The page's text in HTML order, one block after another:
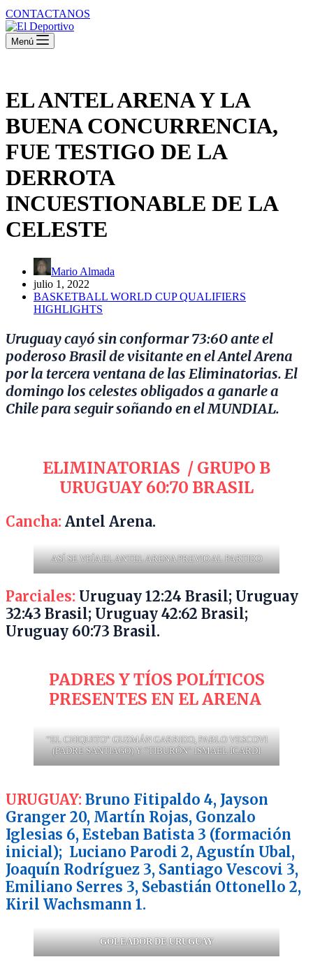
CONTACTANOS
Menú
EL ANTEL ARENA Y LA
BUENA CONCURRENCIA,
FUE TESTIGO DE LA
DERROTA
INCUESTIONABLE DE LA
CELESTE
Mario Almada
julio 1, 2022
BASKETBALL WORLD CUP QUALIFIERS
HIGHLIGHTS
Uruguay cayó sin conformar 73:60 ante el
poderoso Brasil de visitante en el Antel Arena
por la tercera ventana de las Eliminatorias. El
domingo los celestes obligados a ganarle a
Chile para seguir soñando en el MUNDIAL.
ELIMINATORIAS / GRUPO B
URUGUAY 60:70 BRASIL
Cancha: Antel Arena.
ASÍ SE VEÍA EL ANTEL ARENA PREVIO AL PARTIDO
Parciales: Uruguay 12:24 Brasil; Uruguay
32:43 Brasil; Uruguay 42:62 Brasil;
Uruguay 60:73 Brasil.
PADRES Y TÍOS POLÍTICOS
PRESENTES EN EL ARENA
“EL CHIQUITO” GUZMÁN GARRIDO, PABLO VESCOVI
(PADRE SANTIAGO) Y “TIBURÓN” ISMAEL ICARDI
URUGUAY: Bruno Fitipaldo 4, Jayson
Granger 20, Martín Rojas, Gonzalo
Iglesias 6, Esteban Batista 3 (formación
inicial); Luciano Parodi 2, Agustín Ubal,
Joaquín Rodríguez 3, Santiago Vescovi 3,
Emiliano Serres 3, Sebastián Ottonello 2,
Kiril Wachsmann 1.
GOLEADOR DE URUGUAY